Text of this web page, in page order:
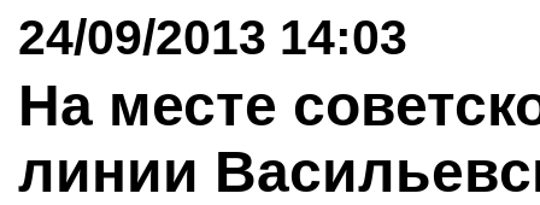
24/09/2013 14:03
На месте
линии